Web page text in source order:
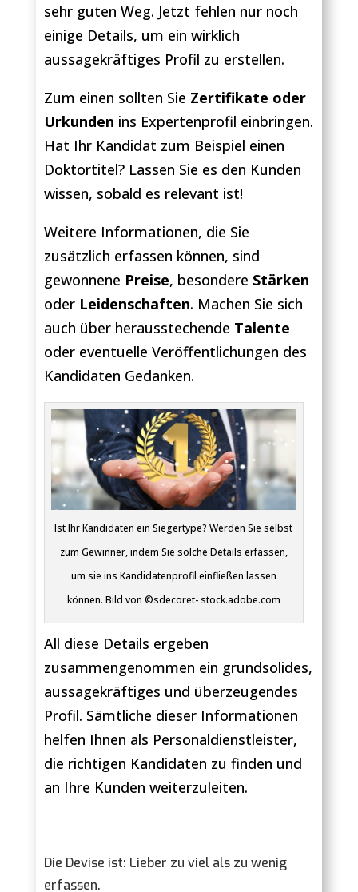
sehr guten Weg. Jetzt fehlen nur noch
einige Details, um ein wirklich
aussagekräftiges Profil zu erstellen.
Zum einen sollten Sie Zertifikate oder
Urkunden ins Expertenprofil einbringen.
Hat Ihr Kandidat zum Beispiel einen
Doktortitel? Lassen Sie es den Kunden
wissen, sobald es relevant ist!
Weitere Informationen, die Sie
zusätzlich erfassen können, sind
gewonnene Preise, besondere Stärken
oder Leidenschaften. Machen Sie sich
auch über herausstechende Talente
oder eventuelle Veröffentlichungen des
Kandidaten Gedanken.
Ist Ihr Kandidaten ein Siegertype? Werden Sie selbst
zum Gewinner, indem Sie solche Details erfassen,
um sie ins Kandidatenprofil einfließen lassen
können. Bild von ©sdecoret- stock.adobe.com
All diese Details ergeben
zusammengenommen ein grundsolides,
aussagekräftiges und überzeugendes
Profil. Sämtliche dieser Informationen
helfen Ihnen als Personaldienstleister,
die richtigen Kandidaten zu finden und
an Ihre Kunden weiterzuleiten.
Die Devise ist: Lieber zu viel als zu wenig
erfassen.